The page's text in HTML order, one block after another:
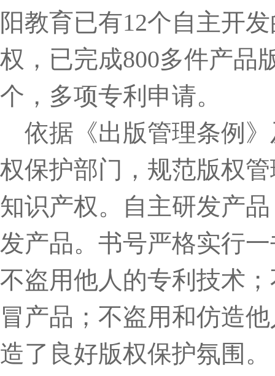
阳教育已有12个自主开
权，已完成800多件产品
个，多项专利申请。
依据《出版管理条例》
权保护部门，规范版权
知识产权。自主研发产
发产品。书号严格实行
不盗用他人的专利技术
冒产品；不盗用和仿造
造了良好版权保护氛围。